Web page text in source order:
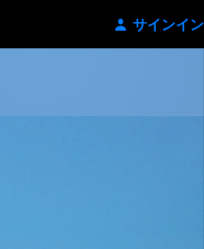
サインイン